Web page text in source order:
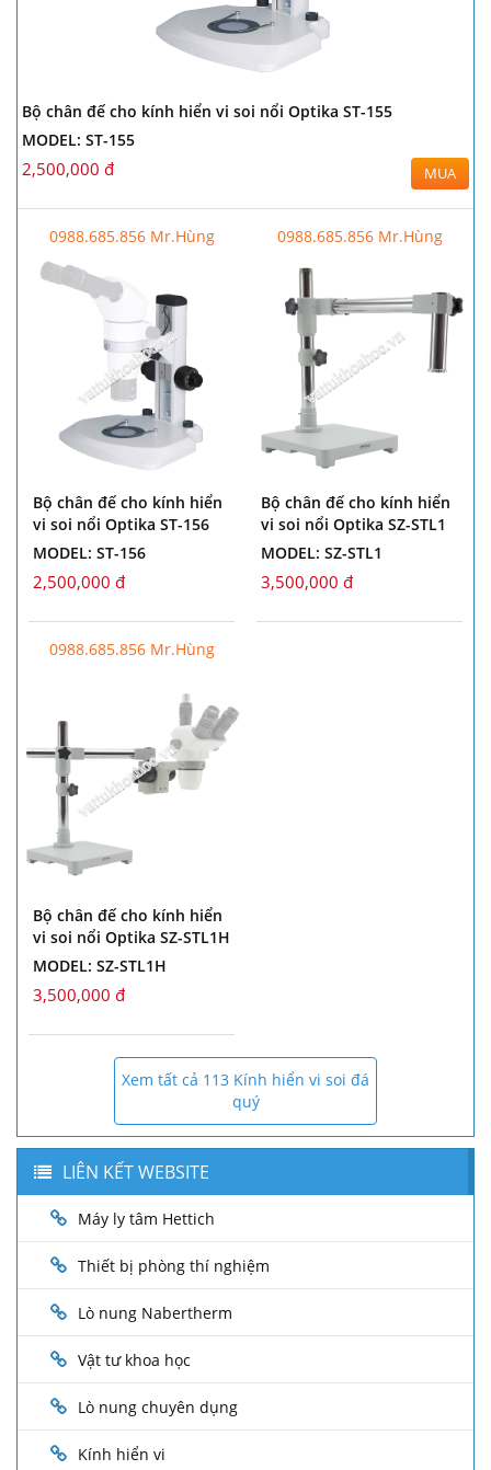
Bộ chân đế cho kính hiển vi soi nổi Optika ST-155
MODEL: ST-155
2,500,000 đ MUA
0988.685.856 Mr.Hùng
Bộ chân đế cho kính hiển
vi soi nổi Optika ST-156
MODEL: ST-156
2,500,000 đ
0988.685.856 Mr.Hùng
Bộ chân đế cho kính hiển
vi soi nổi Optika SZ-STL1
MODEL: SZ-STL1
3,500,000 đ
0988.685.856 Mr.Hùng
Bộ chân đế cho kính hiển
vi soi nổi Optika SZ-STL1H
MODEL: SZ-STL1H
3,500,000 đ
Xem tất cả 113 Kính hiển vi soi đá
quý
LIÊN KẾT WEBSITE
Máy ly tâm Hettich
Thiết bị phòng thí nghiệm
Lò nung Nabertherm
Vật tư khoa học
Lò nung chuyên dụng
Kính hiển vi